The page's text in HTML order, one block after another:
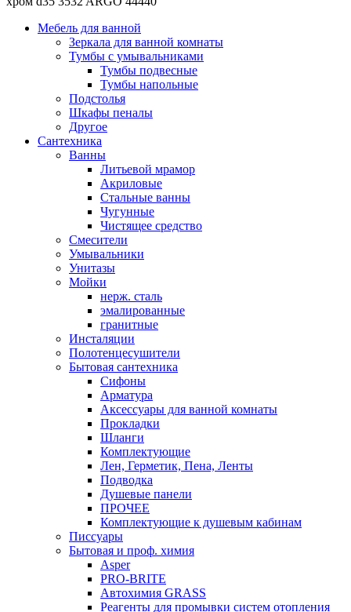
Мебель для ванной
Зеркала для ванной комнаты
Тумбы с умывальниками
Тумбы подвесные
Тумбы напольные
Подстолья
Шкафы пеналы
Другое
Сантехника
Ванны
Литьевой мрамор
Акриловые
Стальные ванны
Чугунные
Чистящее средство
Смесители
Умывальники
Унитазы
Мойки
нерж. сталь
эмалированные
гранитные
Инсталяции
Полотенцесушители
Бытовая сантехника
Сифоны
Арматура
Аксессуары для ванной комнаты
Прокладки
Шланги
Комплектующие
Лен, Герметик, Пена, Ленты
Подводка
Душевые панели
ПРОЧЕЕ
Комплектующие к душевым кабинам
Писсуары
Бытовая и проф. химия
Asper
PRO-BRITE
Автохимия GRASS
Реагенты для промывки систем отопления